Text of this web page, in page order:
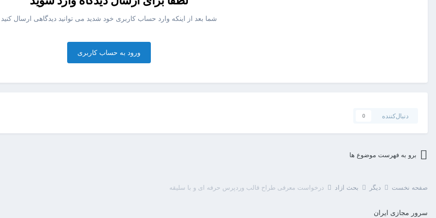
شما بعد از اینکه وارد حساب کاربری خود شدید می توانید دیدگاهی ارسال کنید
ورود به حساب کاربری
دنبال‌کننده 0
برو به فهرست موضوع ها
صفحه نخست دیگر بحث آزاد درخواست معرفی طراح قالب وردپرس حرفه ای و با سلیقه
سرور مجازی ایران